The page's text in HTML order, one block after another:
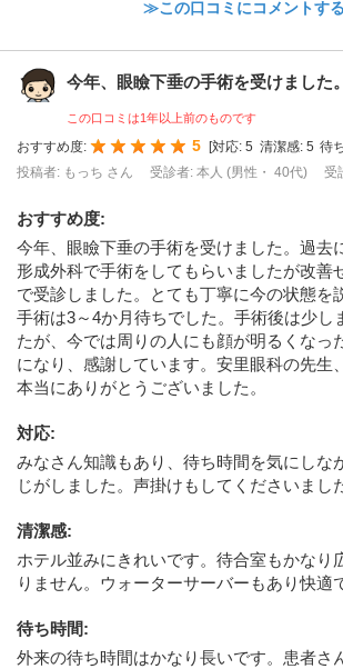
≫この口コミにコメントす
今年、眼瞼下垂の手術を受けました
この口コミは1年以上前のものです
おすすめ度: 5 [対応: 5 清潔感: 5 待
投稿者: もっち さん
受診者: 本人 (男性・ 40代) 受
おすすめ度:
今年、眼瞼下垂の手術を受けました。過去
形成外科で手術をしてもらいましたが改善
で受診しました。とても丁寧に今の状態を
手術は3～4か月待ちでした。手術後は少し
たが、今では周りの人にも顔が明るくなっ
になり、感謝しています。安里眼科の先生
本当にありがとうございました。
対応:
みなさん知識もあり、待ち時間を気にしな
じがしました。声掛けもしてくださいまし
清潔感:
ホテル並みにきれいです。待合室もかなり
りません。ウォーターサーバーもあり快適
待ち時間:
外来の待ち時間はかなり長いです。患者さ